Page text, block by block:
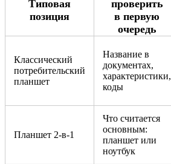
Типовая
позиция
проверить
в первую
очередь
Классический
потребительский
планшет
Название в
документах,
характеристики,
коды
Планшет 2-в-1
Что считается
основным:
планшет или
ноутбук